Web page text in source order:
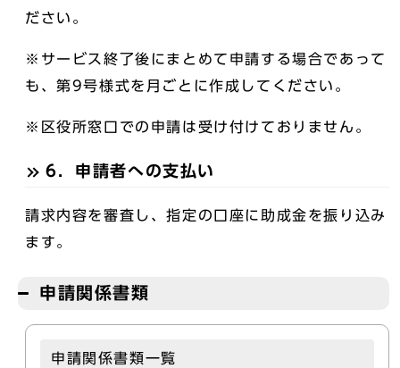
ださい。
※サービス終了後にまとめて申請する場合であって
も、第9号様式を月ごとに作成してください。
※区役所窓口での申請は受け付けておりません。
6．申請者への支払い
請求内容を審査し、指定の口座に助成金を振り込み
ます。
申請関係書類
申請関係書類一覧